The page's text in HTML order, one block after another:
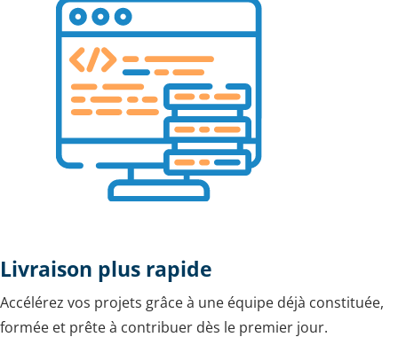
Livraison plus rapide
Accélérez vos projets grâce à une équipe déjà constituée,
formée et prête à contribuer dès le premier jour.